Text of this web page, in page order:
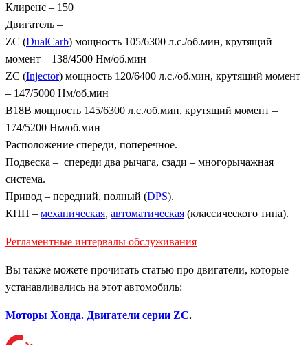
Клиренс – 150
Двигатель –
ZC (DualCarb) мощность 105/6300 л.с./об.мин, крутящий
момент – 138/4500 Нм/об.мин
ZC (Injector) мощность 120/6400 л.с./об.мин, крутящий момент
– 147/5000 Нм/об.мин
B18B мощность 145/6300 л.с./об.мин, крутящий момент –
174/5200 Нм/об.мин
Расположение спереди, поперечное.
Подвеска – спереди два рычага, сзади – многорычажная
система.
Привод – передний, полный (DPS).
КПП – механическая, автоматическая (классического типа).
Регламентные интервалы обслуживания
Вы также можете прочитать статью про двигатели, которые
устанавливались на этот автомобиль:
Моторы Хонда. Двигатели серии ZC.